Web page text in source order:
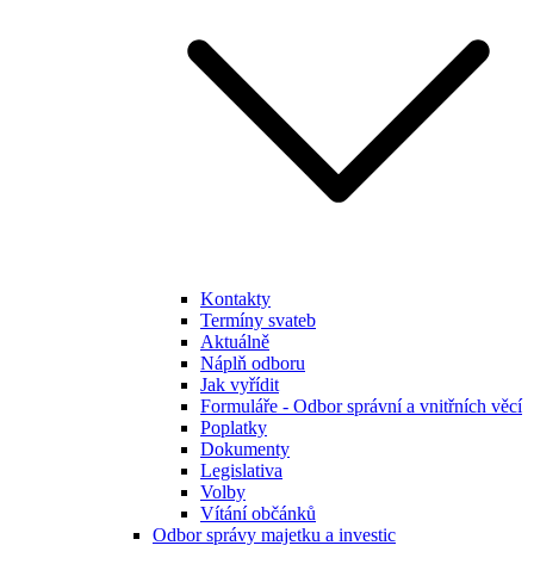
Kontakty
Termíny svateb
Aktuálně
Náplň odboru
Jak vyřídit
Formuláře - Odbor správní a vnitřních věcí
Poplatky
Dokumenty
Legislativa
Volby
Vítání občánků
Odbor správy majetku a investic